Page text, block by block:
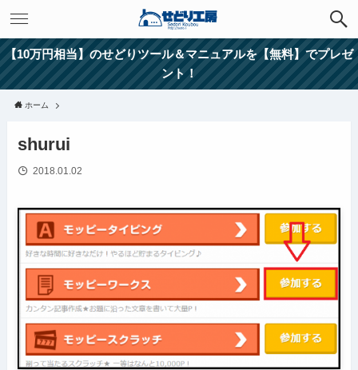
【10万円相当】のせどりツール＆マニュアルを【無料】でプレゼ
ント！
ホーム
shurui
2018.01.02